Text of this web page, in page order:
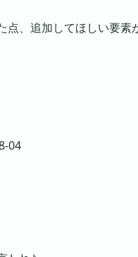
、追加してほしい要素
04